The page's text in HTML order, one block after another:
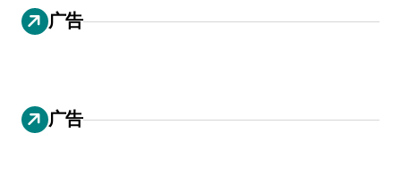
广告
广告